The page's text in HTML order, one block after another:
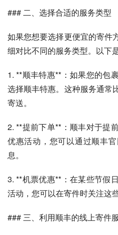
### 二、选择合适的服务类型
如果您想要选择更便宜的寄件
细对比不同的服务类型。以下
1. **顺丰特惠**：如果您的包
选择顺丰特惠。这种服务通常
寄送。
2. **提前下单**：顺丰对于提
优惠活动，您可以通过顺丰
息。
3. **机票优惠**：在某些节假
活动，您可以在寄件时关注这
### 三、利用顺丰的线上寄件